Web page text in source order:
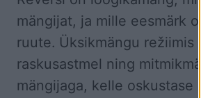
mängijat, ja mille eesmärk
ruute. Üksikmängu
raskusastmel ning
mängijaga, kelle oskustase